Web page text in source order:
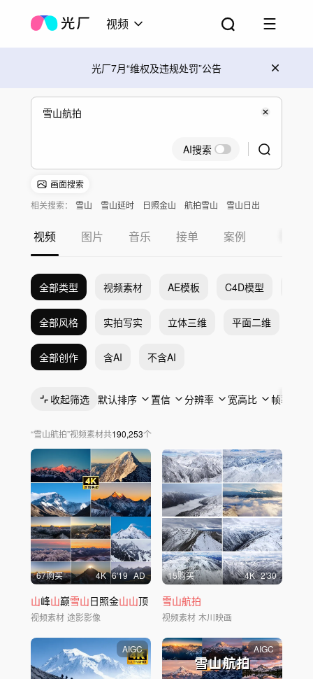
视频
光厂7月“维权及违规处罚”公告
AI搜索
画面搜索
相关搜索：
雪山 雪山延时 日照金山 航拍雪山
雪山日出
视频 图片 音乐 接单 案例
全部类型 视频素材 AE模板 C4D模型
全部风格 实拍写实 立体三维 平面二维
全部创作 含AI 不含AI
收起筛选 默认排序 置信 分辨率 宽高比 帧率
“雪山航拍”视频素材共190,253个
67购买 4K 6'19 AD
山峰山巅雪山日照金山山顶
视频素材 途影影像
15购买 4K 2'30
雪山航拍
视频素材 木川映画
AIGC AIGC